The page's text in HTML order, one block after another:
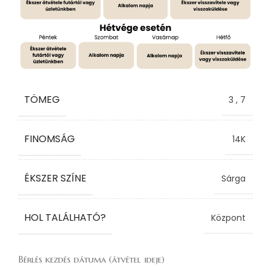
TÖMEG 3 , 7
FINOMSÁG 14K
ÉKSZER SZÍNE Sárga
HOL TALÁLHATÓ? Központ
Bérlés kezdés dátuma (átvétel ideje)